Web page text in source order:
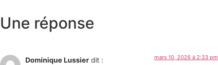
Une réponse
Dominique Lussier dit : mars 10, 2026 à 2:33 pm